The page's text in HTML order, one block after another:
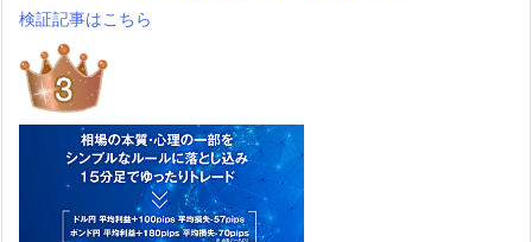
検証記事はこちら